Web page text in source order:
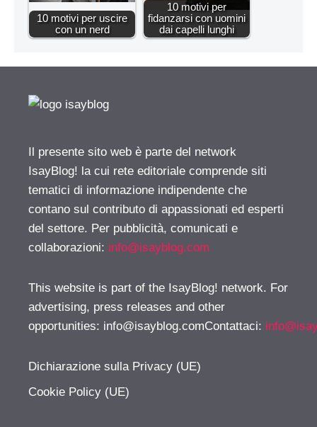
10 motivi per uscire
con un nerd
10 motivi per
fidanzarsi con uomini
dai capelli lunghi
Il presente sito web è parte del network
IsayBlog! la cui rete editoriale comprende siti
tematici di informazione indipendente che
contano sul contributo di appassionati ed esperti
del settore. Per pubblicità, comunicati e
collaborazioni: info@isayblog.com
This website is part of the IsayBlog! network. For
advertising, press releases and other
opportunities: info@isayblog.comContattaci:
Dichiarazione sulla Privacy (UE)
Cookie Policy (UE)